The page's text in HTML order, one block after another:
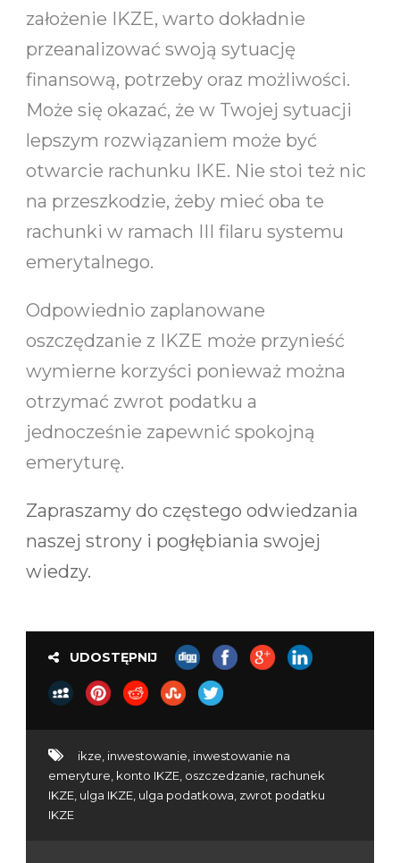
założenie IKZE, warto dokładnie
przeanalizować swoją sytuację
finansową, potrzeby oraz możliwości.
Może się okazać, że w Twojej sytuacji
lepszym rozwiązaniem może być
otwarcie rachunku IKE. Nie stoi też nic
na przeszkodzie, żeby mieć oba te
rachunki w ramach III filaru systemu
emerytalnego.
Odpowiednio zaplanowane
oszczędzanie z IKZE może przynieść
wymierne korzyści ponieważ można
otrzymać zwrot podatku a
jednocześnie zapewnić spokojną
emeryturę.
Zapraszamy do częstego odwiedzania
naszej strony i pogłębiania swojej
wiedzy.
UDOSTĘPNIJ
ikze inwestowanie inwestowanie na
emeryture konto IKZE oszczedzanie rachunek
IKZE ulga IKZE ulga podatkowa zwrot podatku
IKZE